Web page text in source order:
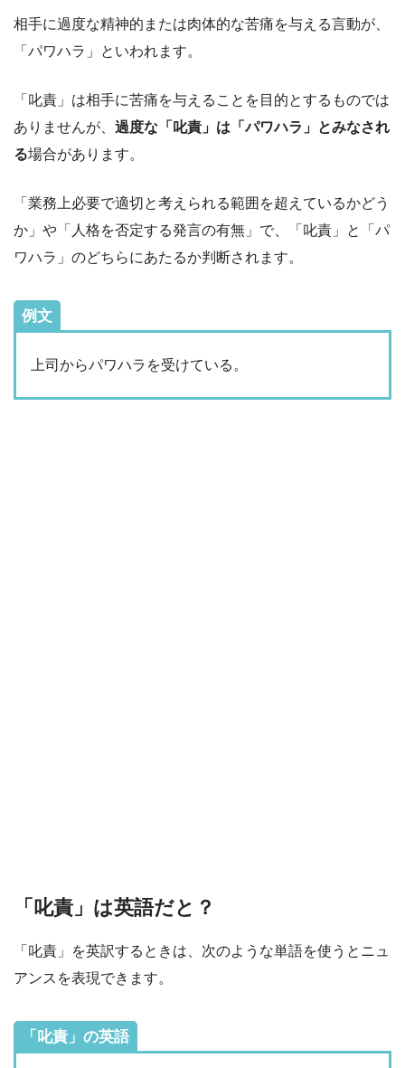
相手に過度な精神的または肉体的な苦痛を与える言動が、
「パワハラ」といわれます。
「叱責」は相手に苦痛を与えることを目的とするものでは
ありませんが、 過度な「叱責」は「パワハラ」とみなされ
る場合があります。
「業務上必要で適切と考えられる範囲を超えているかどう
か」や「人格を否定する発言の有無」で、「叱責」と「パ
ワハラ」のどちらにあたるか判断されます。
例文
上司からパワハラを受けている。
「叱責」は英語だと？
「叱責」を英訳するときは、次のような単語を使うとニュ
アンスを表現できます。
「叱責」の英語